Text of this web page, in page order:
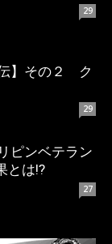
29
】その２ ク
29
ピンベテラン
とは!?
27